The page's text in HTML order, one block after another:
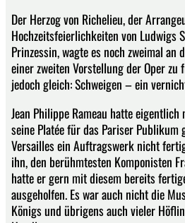
Der Herzog von Richelieu, der
Hochzeitsfeierlichkeiten von Ludwigs
Prinzessin, wagte es noch zweimal an
einer zweiten Vorstellung der Oper zu
jedoch gleich: Schweigen – ein
Jean Philippe Rameau hatte
seine Platée für das Pariser Publikum
Versailles ein Auftragswerk nicht
ihn, den berühmtesten Komponisten
hatte er gern mit diesem bereits
ausgeholfen. Es war auch nicht die
Königs und übrigens auch vieler